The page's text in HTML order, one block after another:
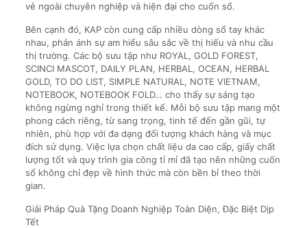
vẻ ngoài chuyên nghiệp và hiện đại cho cuốn sổ.
Bên cạnh đó, KAP còn cung cấp nhiều dòng sổ tay khác
nhau, phản ánh sự am hiểu sâu sắc về thị hiếu và nhu cầu
thị trường. Các bộ sưu tập như ROYAL, GOLD FOREST,
SCINCI MASCOT, DAILY PLAN, HERBAL, OCEAN, HERBAL
GOLD, TO DO LIST, SIMPLE NATURAL, NOTE VIETNAM,
NOTEBOOK, NOTEBOOK FOLD… cho thấy sự sáng tạo
không ngừng nghỉ trong thiết kế. Mỗi bộ sưu tập mang một
phong cách riêng, từ sang trọng, tinh tế đến gần gũi, tự
nhiên, phù hợp với đa dạng đối tượng khách hàng và mục
đích sử dụng. Việc lựa chọn chất liệu da cao cấp, giấy chất
lượng tốt và quy trình gia công tỉ mỉ đã tạo nên những cuốn
sổ không chỉ đẹp về hình thức mà còn bền bỉ theo thời
gian.
Giải Pháp Quà Tặng Doanh Nghiệp Toàn Diện, Đặc Biệt Dịp
Tết